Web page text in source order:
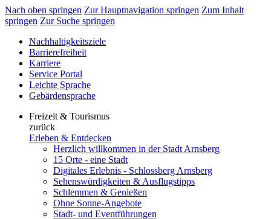
Nach oben springen Zur Hauptnavigation springen Zum Inhalt
springen Zur Suche springen
Nachhaltigkeitsziele
Barrierefreiheit
Karriere
Service Portal
Leichte Sprache
Gebärdensprache
Freizeit & Tourismus
zurück
Erleben & Entdecken
Herzlich willkommen in der Stadt Arnsberg
15 Orte - eine Stadt
Digitales Erlebnis - Schlossberg Arnsberg
Sehenswürdigkeiten & Ausflugstipps
Schlemmen & Genießen
Ohne Sonne-Angebote
Stadt- und Eventführungen